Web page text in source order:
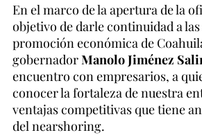
En el marco de la apertura de la
objetivo de darle continuidad a
promoción económica de
gobernadorManolo Jiménez
encuentro con empresarios, a
conocer la fortaleza de nuestra
ventajas competitivas que tiene
del nearshoring.